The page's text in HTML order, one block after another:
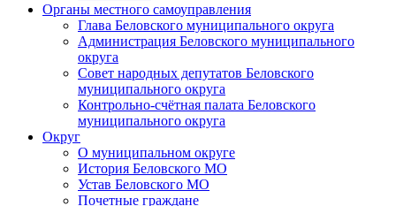
Органы местного самоуправления
Глава Беловского муниципального округа
Администрация Беловского муниципального
округа
Совет народных депутатов Беловского
муниципального округа
Контрольно-счётная палата Беловского
муниципального округа
Округ
О муниципальном округе
История Беловского МО
Устав Беловского МО
Почетные граждане